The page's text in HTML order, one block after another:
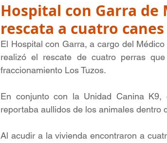
Hospital con Garra de
rescata a cuatro
El Hospital con Garra, a cargo del
realizó el rescate de cuatro perras
fraccionamiento Los Tuzos.
En conjunto con la Unidad Canina
reportaba aullidos de los animales dentro
Al acudir a la vivienda encontraron a